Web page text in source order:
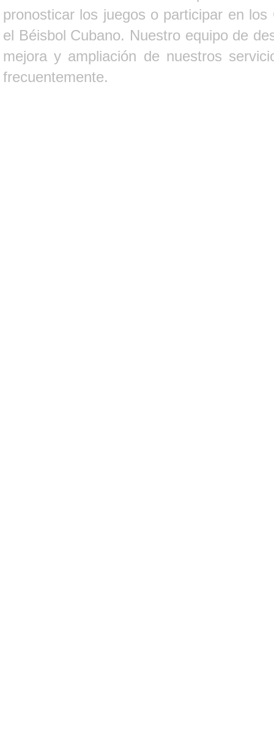
pronosticar los juegos o participar en
el Béisbol Cubano. Nuestro equipo de
mejora y ampliación de nuestros
frecuentemente.